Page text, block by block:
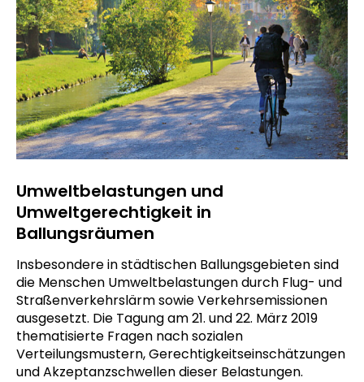
Umweltbelastungen und
Umweltgerechtigkeit in
Ballungsräumen
Insbesondere in städtischen Ballungsgebieten sind
die Menschen Umweltbelastungen durch Flug- und
Straßenverkehrslärm sowie Verkehrsemissionen
ausgesetzt. Die Tagung am 21. und 22. März 2019
thematisierte Fragen nach sozialen
Verteilungsmustern, Gerechtigkeitseinschätzungen
und Akzeptanzschwellen dieser Belastungen.